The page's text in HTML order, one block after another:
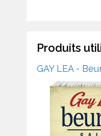
Produits
GAY LEA -